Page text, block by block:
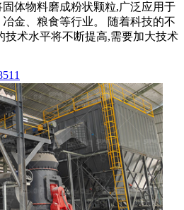
体物料磨成粉状颗粒,广泛应用于
金、粮食等行业。 随着科技的不
技术水平将不断提高,需要加大技术